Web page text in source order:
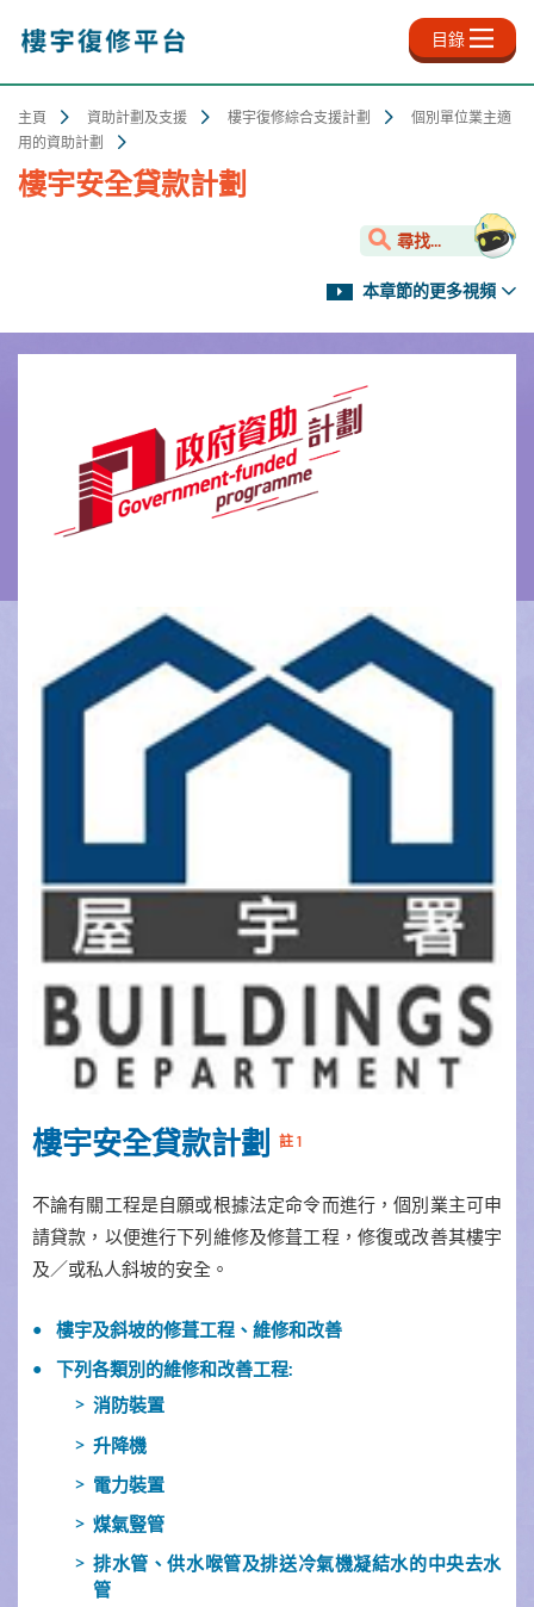
內
目錄
主頁 資助計劃及支援 樓宇復修綜合支援計劃
個別單位業主適
用的資助計劃
樓宇安全貸款計劃
尋找...
本章節的更多視頻
樓宇安全貸款計劃 註 1
不論有關工程是自願或根據法定命令而進行，個別業主可申
請貸款，以便進行下列維修及修葺工程，修復或改善其樓宇
及／或私人斜坡的安全。
樓宇及斜坡的修葺工程、維修和改善
下列各類別的維修和改善工程:
消防裝置
升降機
電力裝置
煤氣豎管
排水管、供水喉管及排送冷氣機凝結水的中央去水
管